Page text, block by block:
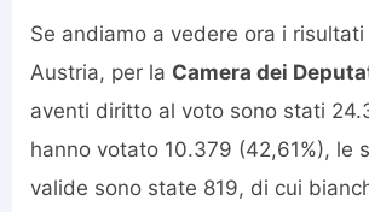
Se andiamo a vedere ora i risultati
Austria, per la Camera dei
aventi diritto al voto sono stati
hanno votato 10.379 (42,61%), le
valide sono state 819, di cui